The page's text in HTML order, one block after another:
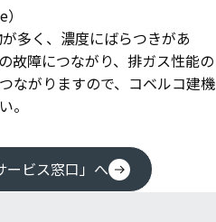
多く、濃度にばらつきがあ
故障につながり、排ガス性能の
ながりますので、コベルコ建機
。
ービス窓口」へ